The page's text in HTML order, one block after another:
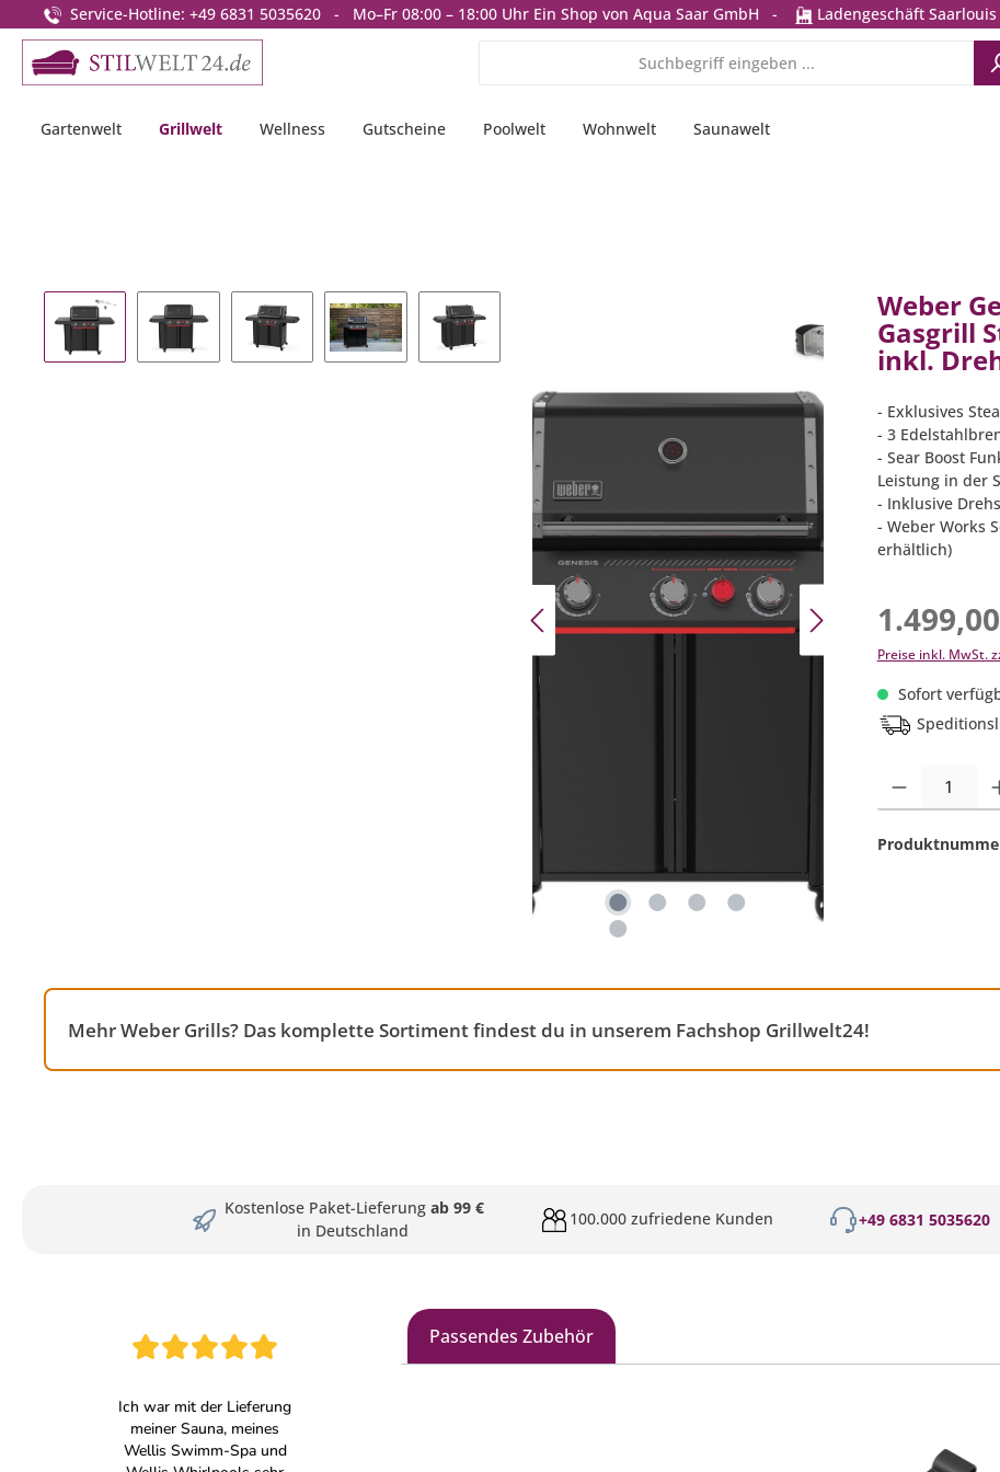
Zur Hauptnavigation springen
Service-Hotline: +49 6831 5035620 - Mo–Fr 08:00 – 18:00 Uhr Ein Shop von Aqua Saar GmbH - Ladengeschäft Saarlouis
Gartenwelt Grillwelt Wellness Gutscheine Poolwelt Wohnwelt Saunawelt
Bildergalerie überspringen Weber
Gasgrill
inkl.
- Exklusives
- 3
- Sear Boost
Leistung in der
- Inklusive
- Weber Works
erhältlich)
Preise inkl. MwSt.
Sofort
Produkt Anzahl:
Mehr Weber Grills? Das komplette Sortiment findest du in unserem Fachshop Grillwelt24!
Kostenlose Paket-Lieferung ab 99 €
in Deutschland
100.000 zufriedene Kunden +49 6831 5035620
Passendes Zubehör